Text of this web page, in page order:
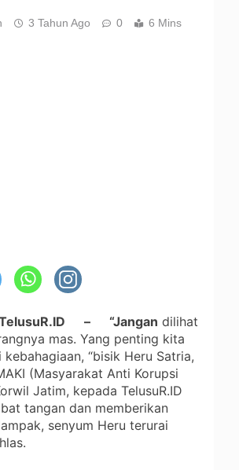
3 Tahun Ago 0 6 Mins
TelusuR.ID – “Jangan dilihat
mas. Yang penting kita
“bisik Heru Satria,
(Masyarakat Anti Korupsi
Jatim, kepada TelusuR.ID
tangan dan memberikan
senyum Heru terurai